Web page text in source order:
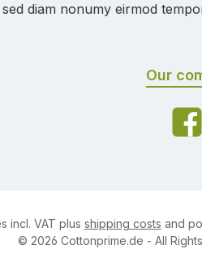
sed diam nonumy eirmod
Our
incl. VAT plus shipping costs and
© 2026 Cottonprime.de - All